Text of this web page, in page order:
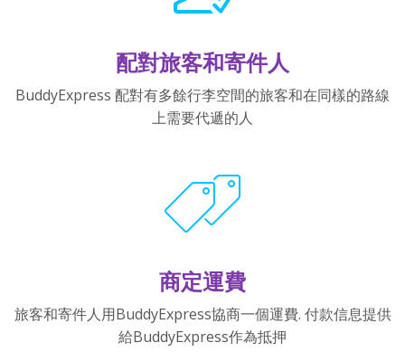
配對旅客和寄件人
BuddyExpress 配對有多餘行李空間的旅客和在同樣的路線
上需要代遞的人
商定運費
旅客和寄件人用BuddyExpress協商一個運費. 付款信息提供
給BuddyExpress作為抵押